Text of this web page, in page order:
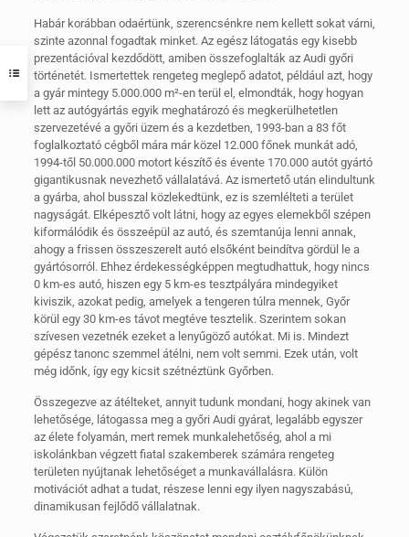
Habár korábban odaértünk, szerencsénkre nem kellett sokat várni,
szinte azonnal fogadtak minket. Az egész látogatás egy kisebb
prezentációval kezdődött, amiben összefoglalták az Audi győri
történetét. Ismertettek rengeteg meglepő adatot, például azt, hogy
a gyár mintegy 5.000.000 m²-en terül el, elmondták, hogy hogyan
lett az autógyártás egyik meghatározó és megkerülhetetlen
szervezetévé a győri üzem és a kezdetben, 1993-ban a 83 főt
foglalkoztató cégből mára már közel 12.000 főnek munkát adó,
1994-től 50.000.000 motort készítő és évente 170.000 autót gyártó
gigantikusnak nevezhető vállalatává. Az ismertető után elindultunk
a gyárba, ahol busszal közlekedtünk, ez is szemlélteti a terület
nagyságát. Elképesztő volt látni, hogy az egyes elemekből szépen
kiformálódik és összeépül az autó, és szemtanúja lenni annak,
ahogy a frissen összeszerelt autó elsőként beindítva gördül le a
gyártósorról. Ehhez érdekességképpen megtudhattuk, hogy nincs
0 km-es autó, hiszen egy 5 km-es tesztpályára mindegyiket
kiviszik, azokat pedig, amelyek a tengeren túlra mennek, Győr
körül egy 30 km-es távot megtéve tesztelik. Szerintem sokan
szívesen vezetnék ezeket a lenyűgöző autókat. Mi is. Mindezt
gépész tanonc szemmel átélni, nem volt semmi. Ezek után, volt
még időnk, így egy kicsit szétnéztünk Győrben.
Összegezve az átélteket, annyit tudunk mondani, hogy akinek van
lehetősége, látogassa meg a győri Audi gyárat, legalább egyszer
az élete folyamán, mert remek munkalehetőség, ahol a mi
iskolánkban végzett fiatal szakemberek számára rengeteg
területen nyújtanak lehetőséget a munkavállalásra. Külön
motivációt adhat a tudat, részese lenni egy ilyen nagyszabású,
dinamikusan fejlődő vállalatnak.